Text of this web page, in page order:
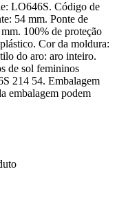
LO646S. Código de
54 mm. Ponte de
100% de proteção
Cor da moldura:
do aro: aro inteiro.
de sol femininos
214 54. Embalagem
embalagem podem